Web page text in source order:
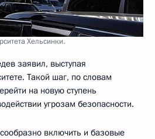
Хельсинки.
заявил, выступая
Такой шаг, по словам
на новую ступень
угрозам безопасности.
включить и базовые